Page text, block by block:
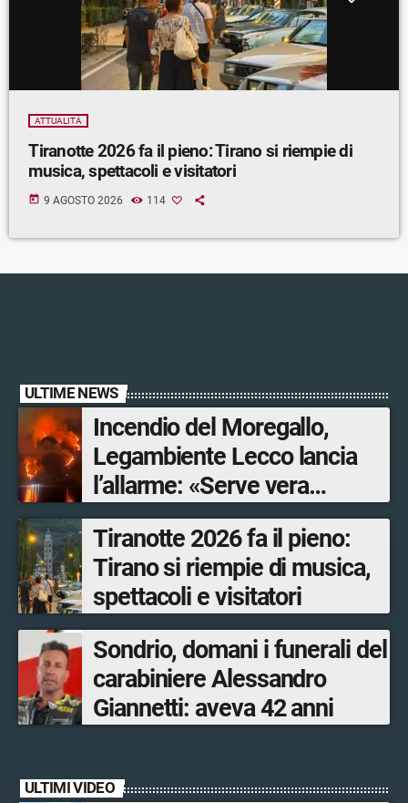
ATTUALITÀ
Tiranotte 2026 fa il pieno: Tirano si riempie di
musica, spettacoli e visitatori
today 9 AGOSTO 2026 114
ULTIME NEWS
Incendio del Moregallo,
Legambiente Lecco lancia
l’allarme: «Serve vera
prevenzione»
Tiranotte 2026 fa il pieno:
Tirano si riempie di musica,
spettacoli e visitatori
Sondrio, domani i funerali del
carabiniere Alessandro
Giannetti: aveva 42 anni
ULTIMI VIDEO